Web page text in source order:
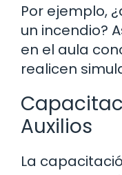
Por ejemplo,
un incendio?
en el aula
realicen
Auxilios
La